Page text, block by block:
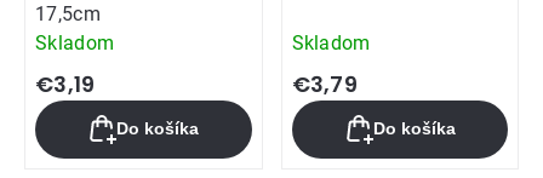
17,5cm
Skladom
€3,19
Do košíka
Skladom
€3,79
Do košíka